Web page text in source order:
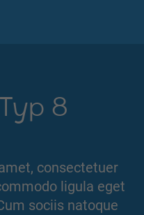
8
consectetuer
ligula eget
sociis natoque